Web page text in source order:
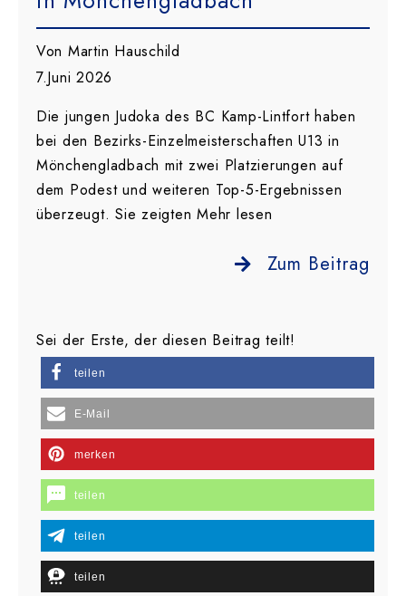
Von Martin Hauschild
7.Juni 2026
Die jungen Judoka des BC Kamp-Lintfort haben
bei den Bezirks-Einzelmeisterschaften U13 in
Mönchengladbach mit zwei Platzierungen auf
dem Podest und weiteren Top-5-Ergebnissen
überzeugt. Sie zeigten Mehr lesen
Zum Beitrag
Sei der Erste, der diesen Beitrag teilt!
teilen
E-Mail
merken
teilen
teilen
teilen